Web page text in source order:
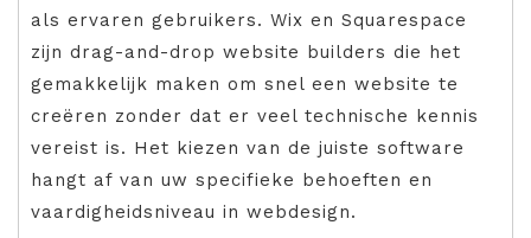
als ervaren gebruikers. Wix en Squarespace
zijn drag-and-drop website builders die het
gemakkelijk maken om snel een website te
creëren zonder dat er veel technische kennis
vereist is. Het kiezen van de juiste software
hangt af van uw specifieke behoeften en
vaardigheidsniveau in webdesign.